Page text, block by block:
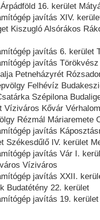
16. kerület
javítás XIV.
Kiszugló Alsórákos
javítás 6. kerület
javítás
Petneházyrét
Felhévíz
Szépilona
Víziváros Kővár
Rézmál Máriaremete
javítás
Székesdűlő IV. kerület
javítás Vár I.
Víziváros
javítás XXII.
Budatétény 22. kerület
javítás 19.